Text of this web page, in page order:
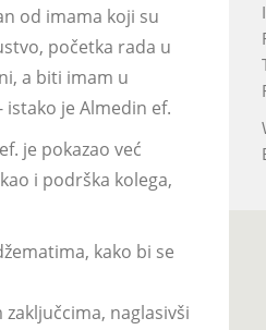
od imama koji su
početka rada u
a biti imam u
je Almedin ef.
je pokazao već
i podrška kolega,
kako bi se
naglasivši